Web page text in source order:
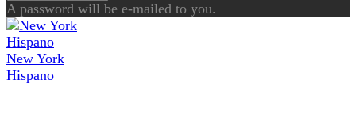
A password will be e-mailed to you.
New York
Hispano